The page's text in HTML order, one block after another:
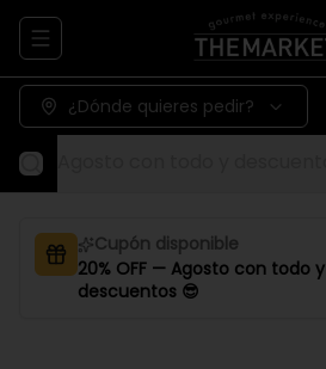
Abrir menu de navegación
¿Dónde quieres pedir?
Cupón disponible
20% OFF — Agosto con todo y
descuentos 😎